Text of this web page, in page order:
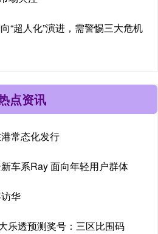
“超人化”演进，需警惕三大危机
点资讯
常态化发行
车系Ray 面向年轻用户群体
华
乐透预测奖号：三区比围码